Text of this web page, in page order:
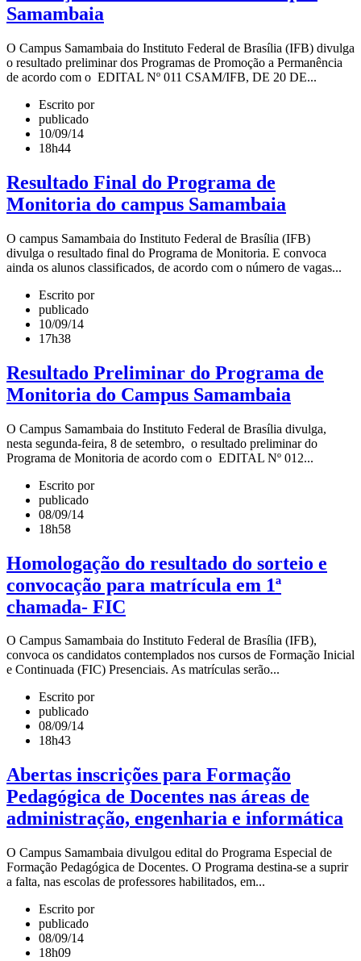
Samambaia
O Campus Samambaia do Instituto Federal de Brasília (IFB) divulga
o resultado preliminar dos Programas de Promoção a Permanência
de acordo com o EDITAL Nº 011 CSAM/IFB, DE 20 DE...
Escrito por
publicado
10/09/14
18h44
Resultado Final do Programa de
Monitoria do campus Samambaia
O campus Samambaia do Instituto Federal de Brasília (IFB)
divulga o resultado final do Programa de Monitoria. E convoca
ainda os alunos classificados, de acordo com o número de vagas...
Escrito por
publicado
10/09/14
17h38
Resultado Preliminar do Programa de
Monitoria do Campus Samambaia
O Campus Samambaia do Instituto Federal de Brasília divulga,
nesta segunda-feira, 8 de setembro, o resultado preliminar do
Programa de Monitoria de acordo com o EDITAL Nº 012...
Escrito por
publicado
08/09/14
18h58
Homologação do resultado do sorteio e
convocação para matrícula em 1ª
chamada- FIC
O Campus Samambaia do Instituto Federal de Brasília (IFB),
convoca os candidatos contemplados nos cursos de Formação Inicial
e Continuada (FIC) Presenciais. As matrículas serão...
Escrito por
publicado
08/09/14
18h43
Abertas inscrições para Formação
Pedagógica de Docentes nas áreas de
administração, engenharia e informática
O Campus Samambaia divulgou edital do Programa Especial de
Formação Pedagógica de Docentes. O Programa destina-se a suprir
a falta, nas escolas de professores habilitados, em...
Escrito por
publicado
08/09/14
18h09